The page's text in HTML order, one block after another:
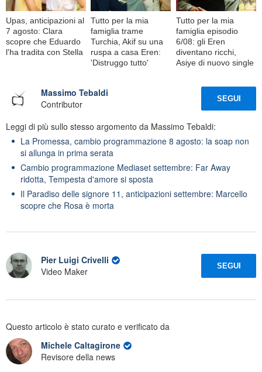
Upas, anticipazioni al
7 agosto: Clara
scopre che Eduardo
l'ha tradita con Stella
Tutto per la mia
famiglia trame
Turchia, Akif su una
ruspa a casa Eren:
'Distruggo tutto'
Tutto per la mia
famiglia episodio
6/08: gli Eren
diventano ricchi,
Asiye di nuovo single
Massimo Tebaldi
Contributor
SEGUI
Leggi di più sullo stesso argomento da Massimo Tebaldi:
La Promessa, cambio programmazione 8 agosto: la soap non
si allunga in prima serata
Cambio programmazione Mediaset settembre: Far Away
ridotta, Tempesta d'amore si sposta
Il Paradiso delle signore 11, anticipazioni settembre: Marcello
scopre che Rosa è morta
Pier Luigi Crivelli
Video Maker
SEGUI
Questo articolo è stato curato e verificato da
Michele Caltagirone
Revisore della news